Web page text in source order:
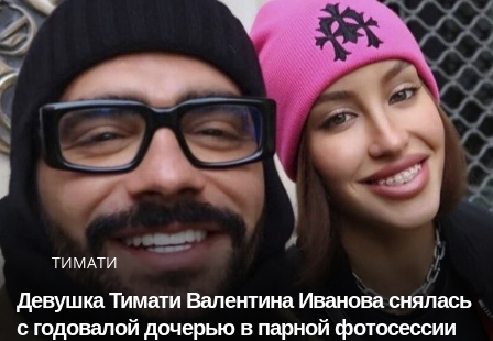
ТИМАТИ
Девушка Тимати Валентина Иванова снялась
с годовалой дочерью в парной фотосессии